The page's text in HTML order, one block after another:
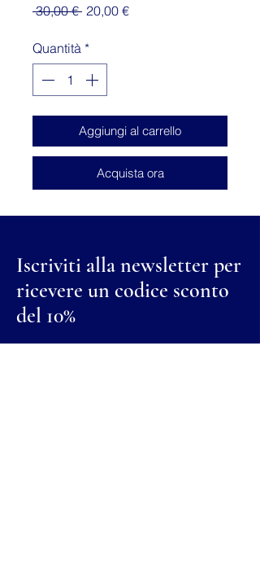
30,00 € Prezzo
20,00 €Prezzo
Quantità *
Aggiungi al carrello
Acquista ora
Iscriviti alla newsletter per
ricevere un codice sconto
del 10%